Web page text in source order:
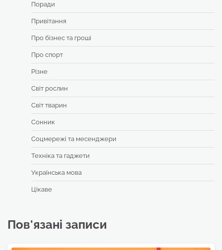
Поради
Привітання
Про бізнес та гроші
Про спорт
Різне
Світ рослин
Світ тварин
Сонник
Соцмережі та месенджери
Техніка та гаджети
Українська мова
Цікаве
Пов'язані записи